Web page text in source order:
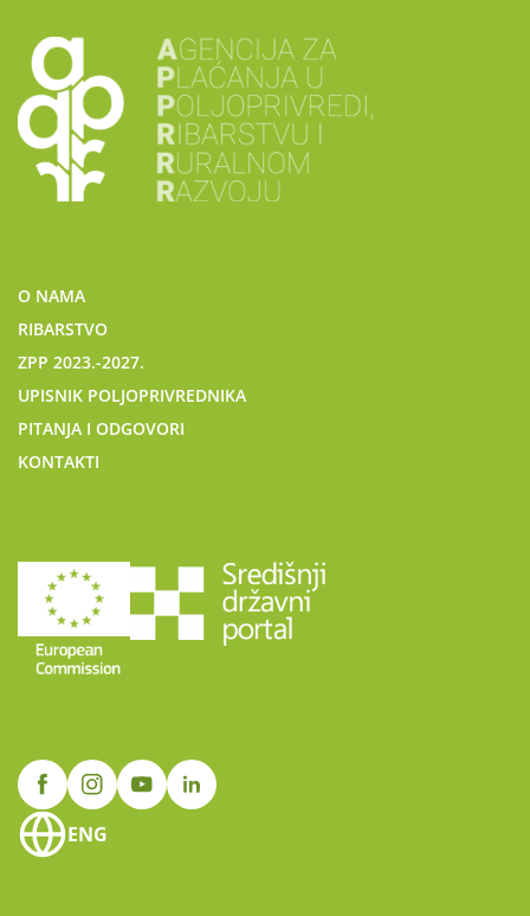
O NAMA
RIBARSTVO
ZPP 2023.-2027.
UPISNIK POLJOPRIVREDNIKA
PITANJA I ODGOVORI
KONTAKTI
ENG